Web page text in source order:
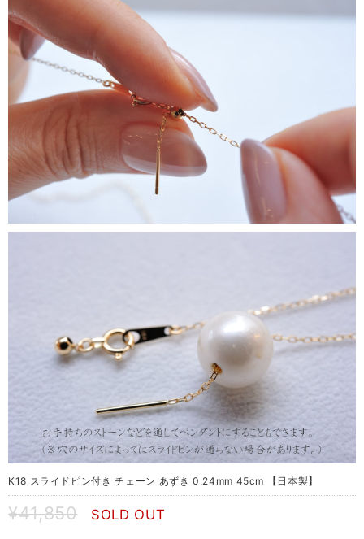
K18 スライドピン付き チェーン あずき 0.24mm 45cm 【日本製】
¥41,850 SOLD OUT